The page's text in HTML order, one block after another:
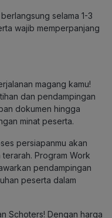
selama 1-3
wajib memperpanjang
magang kamu!
dan pendampingan
dokumen hingga
minat peserta.
persiapanmu akan
Program Work
pendampingan
peserta dalam
Schoters! Dengan harga